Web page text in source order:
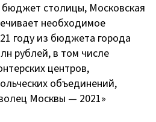
столицы, Московская
необходимое
году из бюджета города
рублей, в том числе
центров,
объединений,
Москвы — 2021»